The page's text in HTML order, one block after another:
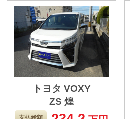
トヨタ VOXY
ZS 煌